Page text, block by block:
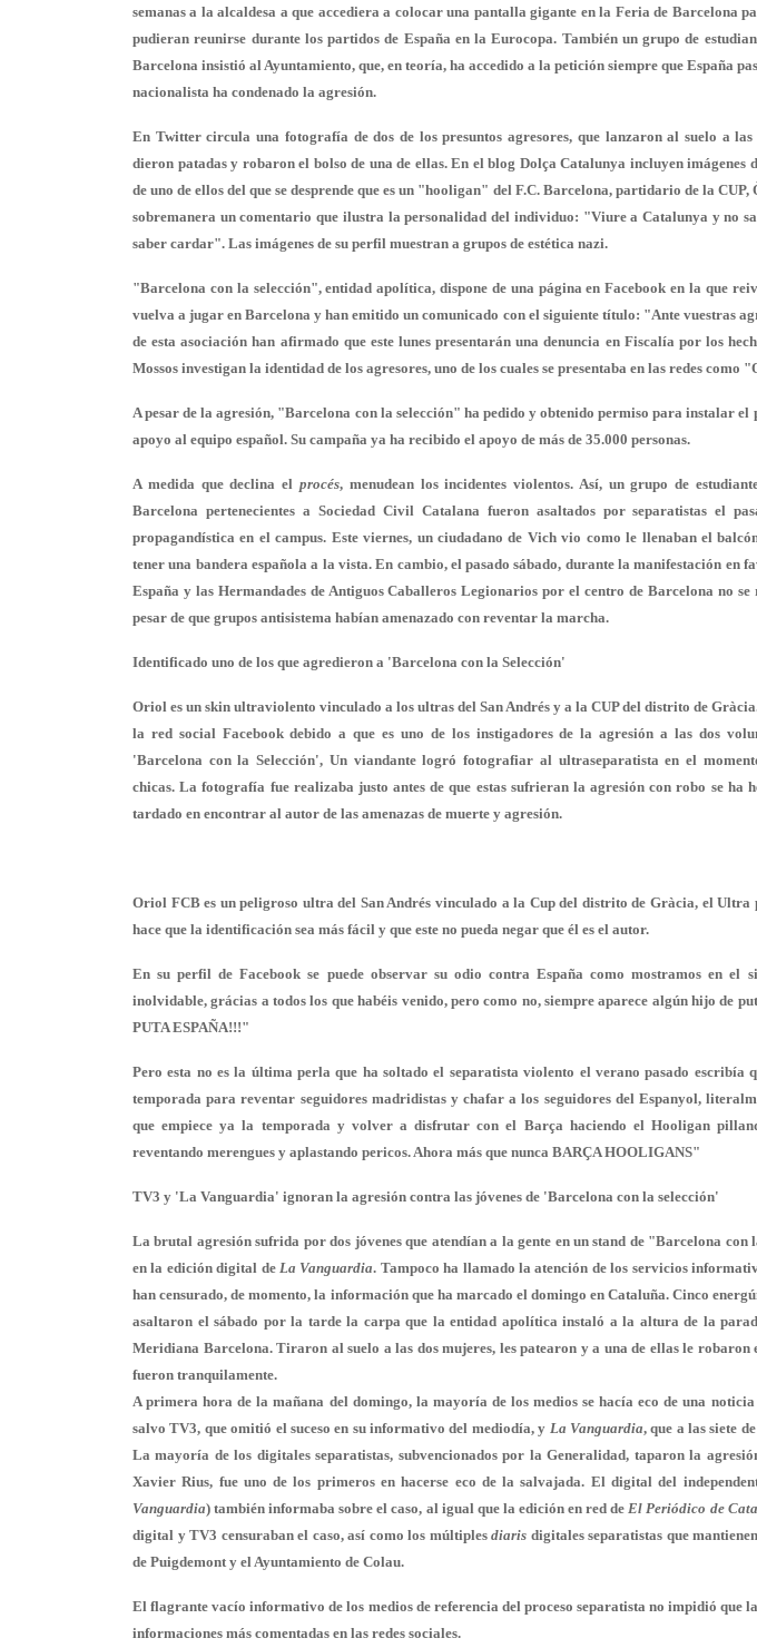
semanas a la alcaldesa a que accediera a colocar una pantalla gigante en la Feria de Barcelona
pudieran reunirse durante los partidos de España en la Eurocopa. También un grupo de
Barcelona insistió al Ayuntamiento, que, en teoría, ha accedido a la petición siempre que España
nacionalista ha condenado la agresión.
En Twitter circula una fotografía de dos de los presuntos agresores, que lanzaron al suelo a las
dieron patadas y robaron el bolso de una de ellas. En el blog Dolça Catalunya incluyen imágenes
de uno de ellos del que se desprende que es un "hooligan" del F.C. Barcelona, partidario de la
sobremanera un comentario que ilustra la personalidad del individuo: "Viure a Catalunya y no
saber cardar". Las imágenes de su perfil muestran a grupos de estética nazi.
"Barcelona con la selección", entidad apolítica, dispone de una página en Facebook en la que
vuelva a jugar en Barcelona y han emitido un comunicado con el siguiente título: "Ante vuestras
de esta asociación han afirmado que este lunespresentarán una denuncia en Fiscalía por los
Mossos investigan la identidad de los agresores, uno de los cuales se presentaba en las redes como
A pesar de la agresión, "Barcelona con la selección" ha pedido y obtenido permiso para instalar el
apoyo al equipo español. Su campaña ya ha recibido el apoyo de más de 35.000 personas.
A medida que declina el procés, menudean los incidentes violentos. Así, un grupo de
Barcelona pertenecientes a Sociedad Civil Catalana fueron asaltados por separatistas el
propagandística en el campus. Este viernes, un ciudadano de Vich vio como le llenaban el
tener una bandera española a la vista. En cambio, el pasado sábado, durante la manifestación en
España y las Hermandades de Antiguos Caballeros Legionarios por el centro de Barcelona no
pesar de que grupos antisistema habían amenazado con reventar la marcha.
Identificado uno de los que agredieron a 'Barcelona con la Selección'
Oriol es un skin ultraviolento vinculado a los ultras del San Andrés y a la CUP del distrito de
la red social Facebook debido a que es uno de los instigadores de la agresión a las dos
'Barcelona con la Selección', Un viandante logró fotografiar al ultraseparatista en el
chicas. La fotografía fue realizaba justo antes de que estas sufrieran la agresión con robo se ha
tardado en encontrar al autor de las amenazas de muerte y agresión.
Oriol FCB es un peligroso ultra del San Andrés vinculado a la Cup del distrito de Gràcia, el Ultra
hace que la identificación sea más fácil y que este no pueda negar que él es el autor.
En su perfil de Facebook se puede observar su odio contra España como mostramos en el
inolvidable, grácias a todos los que habéis venido, pero como no, siempre aparece algún hijo de
PUTA ESPAÑA!!!"
Pero esta no es la última perla que ha soltado el separatista violento el verano pasado escribía
temporada para reventar seguidores madridistas y chafar a los seguidores del Espanyol,
que empiece ya la temporada y volver a disfrutar con el Barça haciendo el Hooligan
reventando merengues y aplastando pericos. Ahora más que nunca BARÇA HOOLIGANS"
TV3 y 'La Vanguardia' ignoran la agresión contra las jóvenes de 'Barcelona con la selección'
La brutal agresión sufrida por dos jóvenesque atendían a la gente en un stand de "Barcelona con
en la edición digital de La Vanguardia. Tampoco ha llamado la atención de los servicios
han censurado, de momento, la información que ha marcado el domingo en Cataluña. Cinco
asaltaron el sábado por la tarde la carpa que la entidad apolítica instaló a la altura de la
Meridiana Barcelona. Tiraron al suelo a las dos mujeres, les patearon y a una de ellas le robaron
fueron tranquilamente.
A primera hora de la mañana del domingo, la mayoría de los medios se hacía eco de una noticia
salvo TV3, que omitió el suceso en su informativo del mediodía, y La Vanguardia, que a las siete
La mayoría de los digitales separatistas, subvencionados por la Generalidad, taparon la
Xavier Rius, fue uno de los primeros en hacerse eco de la salvajada. El digital del
Vanguardia) también informaba sobre el caso, al igual que la edición en red deEl Periódico de
digital y TV3 censuraban el caso, así como los múltiplesdiaris digitales separatistas que
de Puigdemont y el Ayuntamiento de Colau.
Elflagrante vacío informativode los medios de referencia del proceso separatista no impidió que
informaciones más comentadas en las redes sociales.